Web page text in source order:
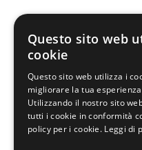
Questo sito web
cookie
Questo sito web utilizza i
migliorare la tua
Utilizzando il nostro sito
tutti i cookie in conformità
policy per i cookie. Leggi di